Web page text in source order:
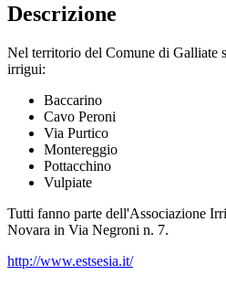
Descrizione
Nel territorio del Comune di Galliate
irrigui:
Baccarino
Cavo Peroni
Via Purtico
Montereggio
Pottacchino
Vulpiate
Tutti fanno parte dell'Associazione
Novara in Via Negroni n. 7.
http://www.estsesia.it/